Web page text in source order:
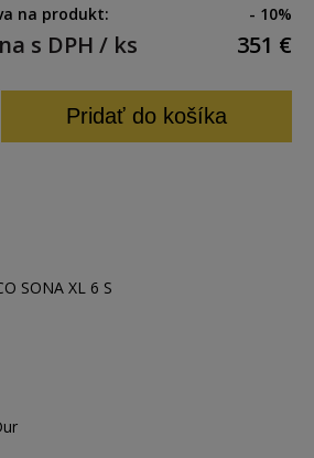
na produkt: - 10%
s DPH / ks 351 €
Pridať do košíka
SONA XL 6 S